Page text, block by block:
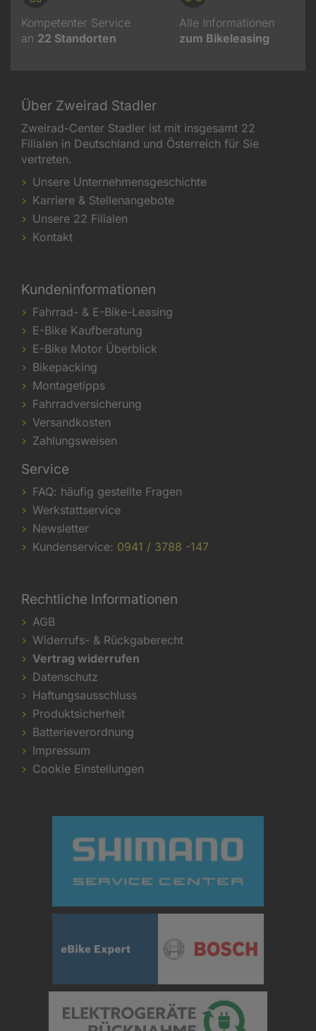
Kompetenter Service
an 22 Standorten
Alle Informationen
zum Bikeleasing
Über Zweirad Stadler
Zweirad-Center Stadler ist mit insgesamt 22
Filialen in Deutschland und Österreich für Sie
vertreten.
Unsere Unternehmensgeschichte
Karriere & Stellenangebote
Unsere 22 Filialen
Kontakt
Kundeninformationen
Fahrrad- & E-Bike-Leasing
E-Bike Kaufberatung
E-Bike Motor Überblick
Bikepacking
Montagetipps
Fahrradversicherung
Versandkosten
Zahlungsweisen
Service
FAQ: häufig gestellte Fragen
Werkstattservice
Newsletter
Kundenservice: 0941 / 3788 -147
Rechtliche Informationen
AGB
Widerrufs- & Rückgaberecht
Vertrag widerrufen
Datenschutz
Haftungsausschluss
Produktsicherheit
Batterieverordnung
Impressum
Cookie Einstellungen